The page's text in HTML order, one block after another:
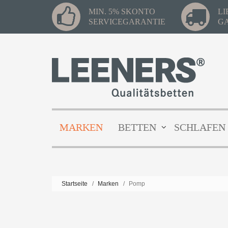
MIN. 5% SKONTO
SERVICEGARANTIE
MARKEN BETTEN SCHLAFEN
Startseite / Marken / Pomp